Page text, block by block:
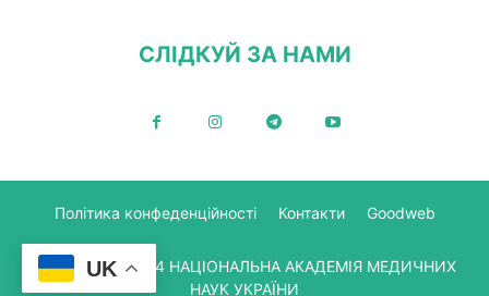
СЛІДКУЙ ЗА НАМИ
Політика конфеденційності Контакти Goodweb
© Copyright 2024 НАЦІОНАЛЬНА АКАДЕМІЯ МЕДИЧНИХ
НАУК УКРАЇНИ
UK